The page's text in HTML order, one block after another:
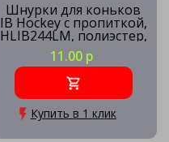
Шнурки для коньков
IB Hockey с пропиткой,
HLIB244LM, полиэстер,
244см, лайм
11.00 р
Купить в 1 клик